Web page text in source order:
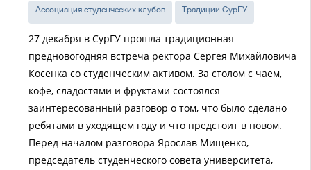
Ассоциация студенческих клубов Традиции СурГУ
27 декабря в СурГУ прошла традиционная
предновогодняя встреча ректора Сергея Михайловича
Косенка со студенческим активом. За столом с чаем,
кофе, сладостями и фруктами состоялся
заинтересованный разговор о том, что было сделано
ребятами в уходящем году и что предстоит в новом.
Перед началом разговора Ярослав Мищенко,
председатель студенческого совета университета,